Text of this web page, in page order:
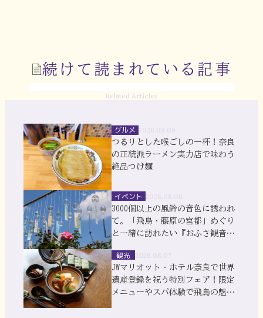
続けて読まれている記事
Related Articles
グルメ
つるりとした喉ごしの一杯！奈良
の正統派ラーメン実力店で味わう
絶品つけ麺
イベント
3000個以上の風鈴の音色に誘われ
て。「飛鳥・藤原の宮都」めぐり
と一緒に訪れたい『おふさ観音』
観光
JWマリオット・ホテル奈良で世界
遺産登録を祝う特別フェア！限定
メニューやスパ体験で飛鳥の魅力